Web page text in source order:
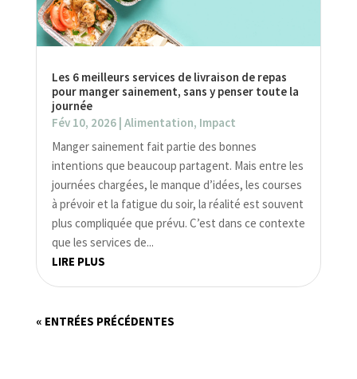
Les 6 meilleurs services de livraison de repas
pour manger sainement, sans y penser toute la
journée
Fév 10, 2026| Alimentation, Impact
Manger sainement fait partie des bonnes
intentions que beaucoup partagent. Mais entre les
journées chargées, le manque d’idées, les courses
à prévoir et la fatigue du soir, la réalité est souvent
plus compliquée que prévu. C’est dans ce contexte
que les services de...
LIRE PLUS
« ENTRÉES PRÉCÉDENTES